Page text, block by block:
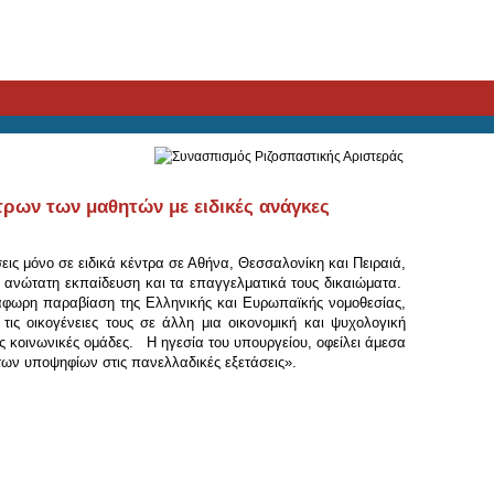
των μαθητών με ειδικές ανάγκες
μόνο σε ειδικά κέντρα σε Αθήνα, Θεσσαλονίκη και Πειραιά,
εκπαίδευση και τα επαγγελματικά τους δικαιώματα.
παραβίαση της Ελληνικής και Ευρωπαϊκής νομοθεσίας,
τους σε άλλη μια οικονομική και ψυχολογική
κοινωνικές ομάδες. H ηγεσία του υπουργείου, οφείλει άμεσα
υποψηφίων στις πανελλαδικές εξετάσεις».